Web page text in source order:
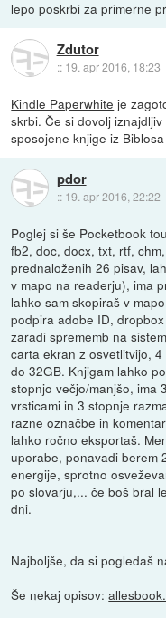
lepo poskrbi za primerne
Zdutor
:: 19. apr 2016, 18:23
Kindle Paperwhite je
skrbi. Če si dovolj
sposojene knjige iz
pdor
:: 19. apr 2016, 22:22
Poglej si še Pocketbook
fb2, doc, docx, txt, rtf,
prednaloženih 26 pisav,
v mapo na readerju), ima
lahko sam skopiraš v
podpira adobe ID,
zaradi sprememb na
carta ekran z osvetlitvijo,
do 32GB. Knjigam lahko
stopnjo večjo/manjšo, ima
vrsticami in 3 stopnje
razne označbe in
lahko ročno eksportaš.
uporabe, ponavadi berem
energije, sprotno
po slovarju,... če boš bral
dni.
Najboljše, da si pogledaš
Še nekaj opisov: